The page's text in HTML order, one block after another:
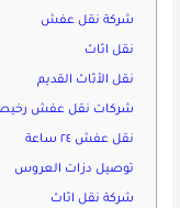
شركة نقل عفش
نقل اثاث
نقل الأثاث القديم
شركات نقل عفش
نقل عفش ٢٤ ساعة
توصيل دزات العروس
شركة نقل اثاث